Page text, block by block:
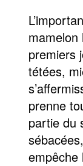
mamelon
premiers
tétées,
prenne
partie du
empêche